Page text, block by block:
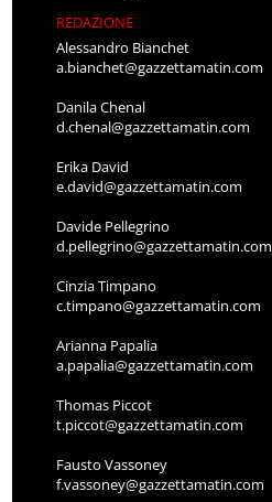
REDAZIONE
Alessandro Bianchet
a.bianchet@gazzettamatin.com
Danila Chenal
d.chenal@gazzettamatin.com
Erika David
e.david@gazzettamatin.com
Davide Pellegrino
d.pellegrino@gazzettamatin.com
Cinzia Timpano
c.timpano@gazzettamatin.com
Arianna Papalia
a.papalia@gazzettamatin.com
Thomas Piccot
t.piccot@gazzettamatin.com
Fausto Vassoney
f.vassoney@gazzettamatin.com